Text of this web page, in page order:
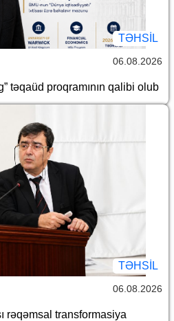
TƏHSIL
06.08.2026
təqaüd proqramının qalibi olub
TƏHSIL
06.08.2026
rəqəmsal transformasiya